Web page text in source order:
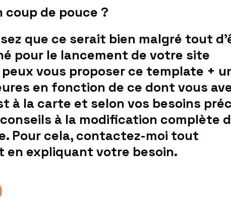
coup de pouce ?
que ce serait bien malgré tout
pour le lancement de votre site
vous proposer ce template +
en fonction de ce dont vous
à la carte et selon vos besoins
à la modification complète
Pour cela, contactez-moi tout
en expliquant votre besoin.